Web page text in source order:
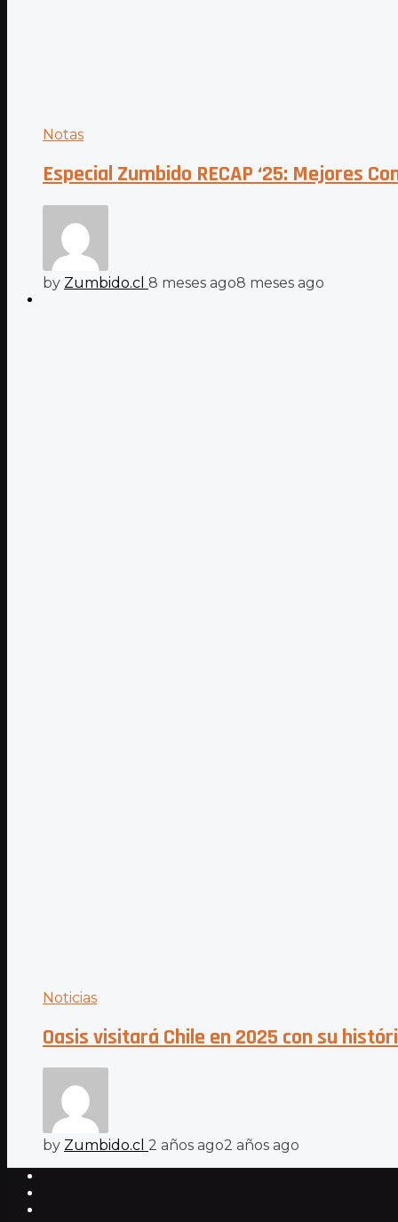
Notas
Especial Zumbido RECAP ‘25: Mejores
by Zumbido.cl 8 meses ago8 meses ago
Noticias
Oasis visitará Chile en 2025 con su
by Zumbido.cl 2 años ago2 años ago